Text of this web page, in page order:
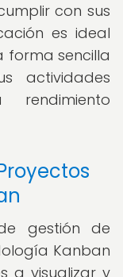
con sus
es ideal
forma sencilla
actividades
gestión de
Kanban
a visualizar y